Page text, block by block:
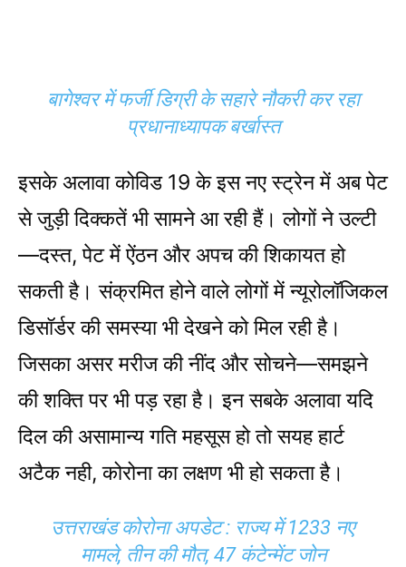
बागेश्वर में फर्जी डिग्री के सहारे नौकरी कर रहा
प्रधानाध्यापक बर्खास्त
इसके अलावा कोविड 19 के इस नए स्ट्रेन में अब पेट
से जुड़ी दिक्कतें भी सामने आ रही हैं। लोगों ने उल्टी
—दस्त, पेट में ऐंठन और अपच की शिकायत हो
सकती है। संक्रमित होने वाले लोगों में न्यूरोलॉजिकल
डिसॉर्डर की समस्या भी देखने को मिल रही है।
जिसका असर मरीज की नींद और सोचने—समझने
की शक्ति पर भी पड़ रहा है। इन सबके अलावा यदि
दिल की असामान्य गति महसूस हो तो सयह हार्ट
अटैक नही, कोरोना का लक्षण भी हो सकता है।
उत्तराखंड कोरोना अपडेट : राज्य में 1233 नए
मामले, तीन की मौत, 47 कंटेन्मेंट जोन